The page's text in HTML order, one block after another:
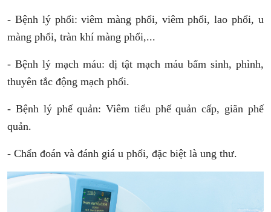
- Bệnh lý phổi: viêm màng phổi, viêm phổi, lao phổi, u
màng phổi, tràn khí màng phổi,...
- Bệnh lý mạch máu: dị tật mạch máu bẩm sinh, phình,
thuyên tắc động mạch phổi.
- Bệnh lý phế quản: Viêm tiểu phế quản cấp, giãn phế
quản.
- Chẩn đoán và đánh giá u phổi, đặc biệt là ung thư.